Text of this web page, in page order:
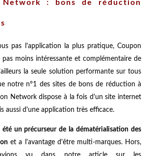
: bons de réduction
pas l'application la plus pratique, Coupon
moins intéressante et complémentaire de
la seule solution performante sur tous
notre n°1 des sites de bons de réduction à
Network dispose à la fois d'un site internet
aussi d'une application très efficace.
un précurseur de la dématérialisation des
et a l'avantage d'être multi-marques. Hors,